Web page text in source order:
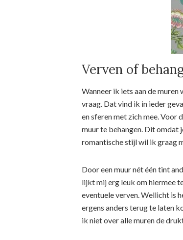
Verven of
Wanneer ik iets aan de
vraag. Dat vind ik in ieder
en sferen met zich mee. Voor
muur te behangen. Dit omdat
romantische stijl wil ik graag
Door een muur nét één tint
lijkt mij erg leuk om hiermee
eventuele verven. Wellicht is
ergens anders terug te laten
ik niet over alle muren de